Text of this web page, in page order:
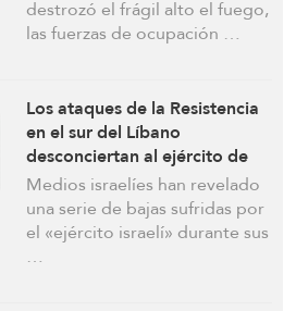
destrozó el frágil alto el fuego,
las fuerzas de ocupación …
Los ataques de la Resistencia
en el sur del Líbano
desconciertan al ejército de
ocupación: un muerto y más
de diez heridos, entre ellos
altos oficiales
Medios israelíes han revelado
una serie de bajas sufridas por
el «ejército israelí» durante sus
…